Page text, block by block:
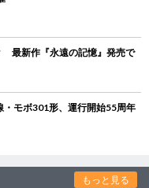
最新作『永遠の記憶』発売で
モボ301形、運行開始55周年
もっと見る